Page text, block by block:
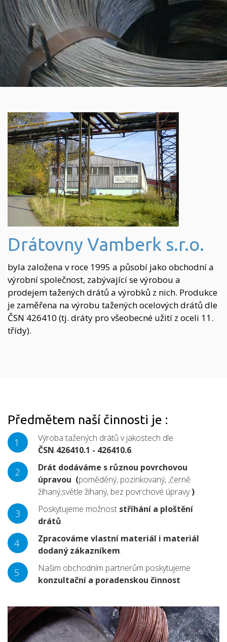
Drátovny Vamberk s.r.o.
byla založena v roce 1995 a působí jako obchodní a
výrobní společnost, zabývající se výrobou a
prodejem tažených drátů a výrobků z nich. Produkce
je zaměřena na výrobu tažených ocelových drátů dle
ČSN 426410 (tj. dráty pro všeobecné užití z oceli 11.
třídy).
Předmětem naší činnosti je :
1
Výroba tažených drátů v jakostech dle
ČSN 426410.1 - 426410.6.
2 Drát dodáváme s různou povrchovou
úpravou (poměděný, pozinkovaný, ,černě
žíhaný,světle žíhaný, bez povrchové úpravy) .
3 Poskytujeme možnost stříhání a ploštění
drátů.
4 Zpracováme vlastní materiál i materiál
dodaný zákazníkem.
5
Našim obchodním partnerům poskytujeme
konzultační a poradenskou činnost.